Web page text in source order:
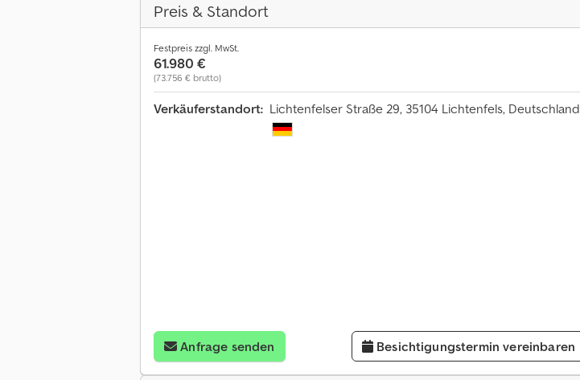
Preis & Standort
Festpreis zzgl. MwSt.
61.980 €
(73.756 € brutto)
Verkäuferstandort: Lichtenfelser Straße 29, 35104 Lichtenfels, Deutschland
Anfrage senden Besichtigungstermin vereinbaren